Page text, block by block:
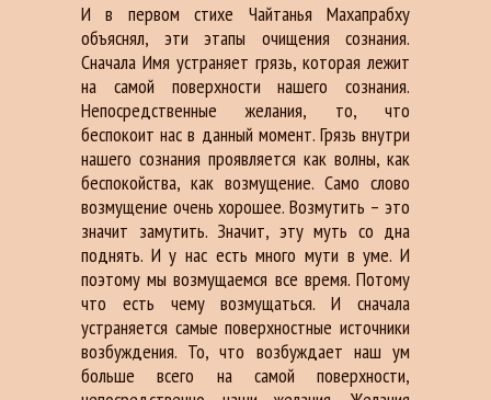
И в первом стихе Чайтанья Махапрабху
объяснял, эти этапы очищения сознания.
Сначала Имя устраняет грязь, которая лежит
на самой поверхности нашего сознания.
Непосредственные желания, то, что
беспокоит нас в данный момент. Грязь внутри
нашего сознания проявляется как волны, как
беспокойства, как возмущение. Само слово
возмущение очень хорошее. Возмутить – это
значит замутить. Значит, эту муть со дна
поднять. И у нас есть много мути в уме. И
поэтому мы возмущаемся все время. Потому
что есть чему возмущаться. И сначала
устраняется самые поверхностные источники
возбуждения. То, что возбуждает наш ум
больше всего на самой поверхности,